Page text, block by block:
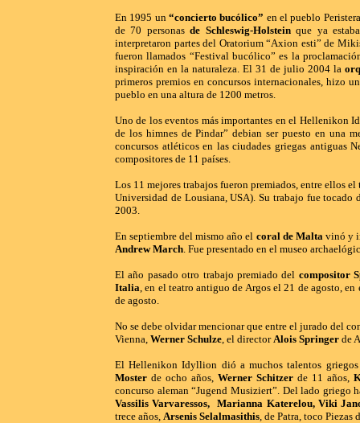
En 1995 un “concierto bucólico” en el pueblo
de 70 personasde Schleswig-Holsteinque ya
interpretaron partes del Oratorium “Axion esti” de
fueron llamados “Festival bucólico” es la
inspiración en la naturaleza. El 31 de julio 2004 la
primeros premios en concursos internacionales, hizo
pueblo en una altura de 1200 metros.
Uno de los eventos más importantes en el Hellenikon
de los himnes de Pindar” debian ser puesto en una
concursos atléticos en las ciudades griegas antiguas
compositores de 11 países.
Los 11 mejores trabajos fueron premiados, entre ellos
Universidad de Lousiana, USA). Su trabajo fue tocado
2003.
En septiembre del mismo año el coral de Maltavinó y
Andrew March. Fue presentado en el museo
El año pasado otro trabajo premiado del compositor
Italia, en el teatro antiguo de Argos el 21 de agosto,
de agosto.
No se debe olvidar mencionar que entre el jurado del
Vienna, Werner Schulze, el directorAlois Springer de
El Hellenikon Idyllion dió a muchos talentos
Moster de ocho años, Werner Schitzer de 11 años,
concurso aleman “Jugend Musiziert”. Del lado griego
Vassilis Varvaressos, Marianna Katerelou, Viki
trece años, Arsenis Selalmasithis, de Patra, toco